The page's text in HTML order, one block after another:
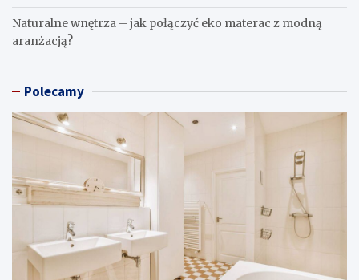
Naturalne wnętrza – jak połączyć eko materac z modną
aranżacją?
Polecamy